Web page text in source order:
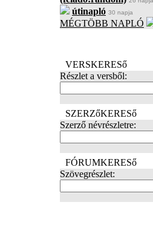
útinapló 30 napja
MÉGTÖBB NAPLÓ
VERSKERESő
Részlet a versből:
SZERZőKERESő
Szerző névrészletre:
FÓRUMKERESő
Szövegrészlet: